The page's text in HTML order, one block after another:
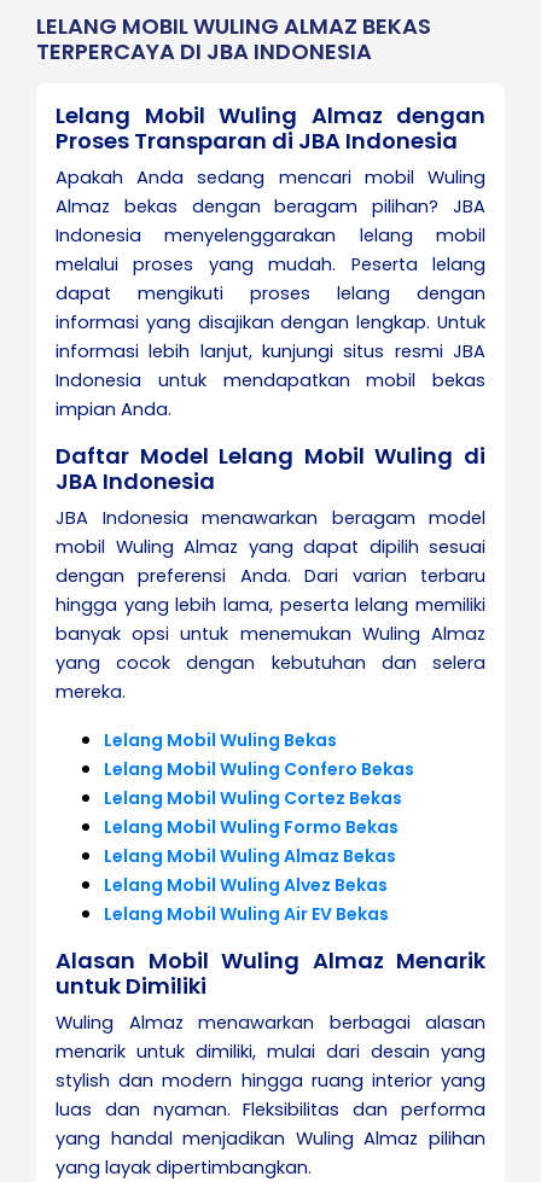
LELANG MOBIL WULING ALMAZ BEKAS
TERPERCAYA DI JBA INDONESIA
Lelang Mobil Wuling Almaz dengan
Proses Transparan di JBA Indonesia
Apakah Anda sedang mencari mobil Wuling
Almaz bekas dengan beragam pilihan? JBA
Indonesia menyelenggarakan lelang mobil
melalui proses yang mudah. Peserta lelang
dapat mengikuti proses lelang dengan
informasi yang disajikan dengan lengkap. Untuk
informasi lebih lanjut, kunjungi situs resmi JBA
Indonesia untuk mendapatkan mobil bekas
impian Anda.
Daftar Model Lelang Mobil Wuling di
JBA Indonesia
JBA Indonesia menawarkan beragam model
mobil Wuling Almaz yang dapat dipilih sesuai
dengan preferensi Anda. Dari varian terbaru
hingga yang lebih lama, peserta lelang memiliki
banyak opsi untuk menemukan Wuling Almaz
yang cocok dengan kebutuhan dan selera
mereka.
Lelang Mobil Wuling Bekas
Lelang Mobil Wuling Confero Bekas
Lelang Mobil Wuling Cortez Bekas
Lelang Mobil Wuling Formo Bekas
Lelang Mobil Wuling Almaz Bekas
Lelang Mobil Wuling Alvez Bekas
Lelang Mobil Wuling Air EV Bekas
Alasan Mobil Wuling Almaz Menarik
untuk Dimiliki
Wuling Almaz menawarkan berbagai alasan
menarik untuk dimiliki, mulai dari desain yang
stylish dan modern hingga ruang interior yang
luas dan nyaman. Fleksibilitas dan performa
yang handal menjadikan Wuling Almaz pilihan
yang layak dipertimbangkan.